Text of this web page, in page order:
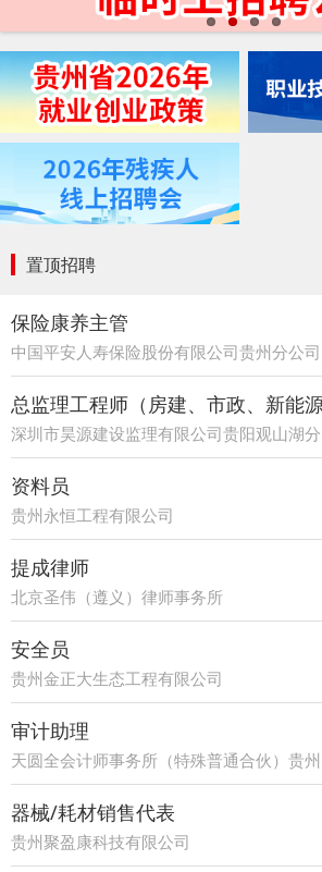
置顶招聘
保险康养主管
中国平安人寿保险股份有限公司贵州分公司
21部
总监理工程师（房建、市政、新能源
深圳市昊源建设监理有限公司贵阳观山湖分
公司
资料员
贵州永恒工程有限公司
提成律师
北京圣伟（遵义）律师事务所
安全员
贵州金正大生态工程有限公司
审计助理
天圆全会计师事务所（特殊普通合伙）贵州
分所
器械/耗材销售代表
贵州聚盈康科技有限公司